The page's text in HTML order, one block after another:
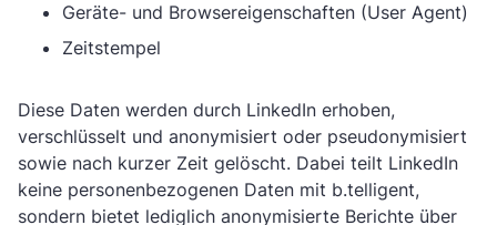
Geräte- und Browsereigenschaften (User Agent)
Zeitstempel
Diese Daten werden durch LinkedIn erhoben,
verschlüsselt und anonymisiert oder pseudonymisiert
sowie nach kurzer Zeit gelöscht. Dabei teilt LinkedIn
keine personenbezogenen Daten mit b.telligent,
sondern bietet lediglich anonymisierte Berichte über